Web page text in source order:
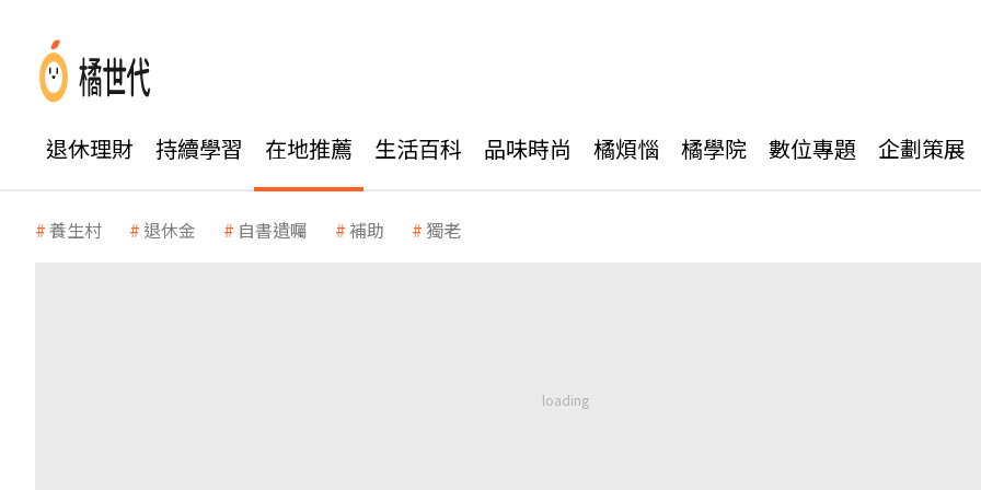
退休理財 持續學習 在地推薦 生活百科 品味時尚 橘煩惱 橘學院 數位專題 企劃策展
養生村 退休金 自書遺囑 補助 獨老